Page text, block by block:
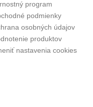
program
podmienky
osobných údajov
produktov
nastavenia cookies